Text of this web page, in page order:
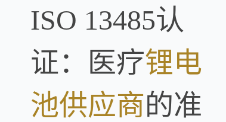
ISO 13485认
证：医疗锂电
池供应商的准